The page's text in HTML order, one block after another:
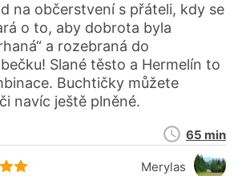
na občerstvení s přáteli, kdy se
o to, aby dobrota byla
a rozebraná do
Slané těsto a Hermelín to
Buchtičky můžete
navíc ještě plněné.
Merylas
Doba
přípravy
65 min